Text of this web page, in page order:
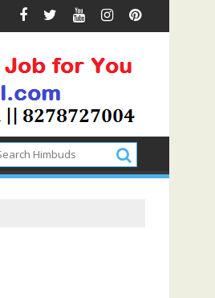
How to Pick the Best Memory Foam